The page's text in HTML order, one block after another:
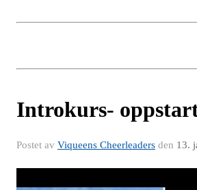
Introkurs-
Postet av Viqueens Cheerleaders den 13.